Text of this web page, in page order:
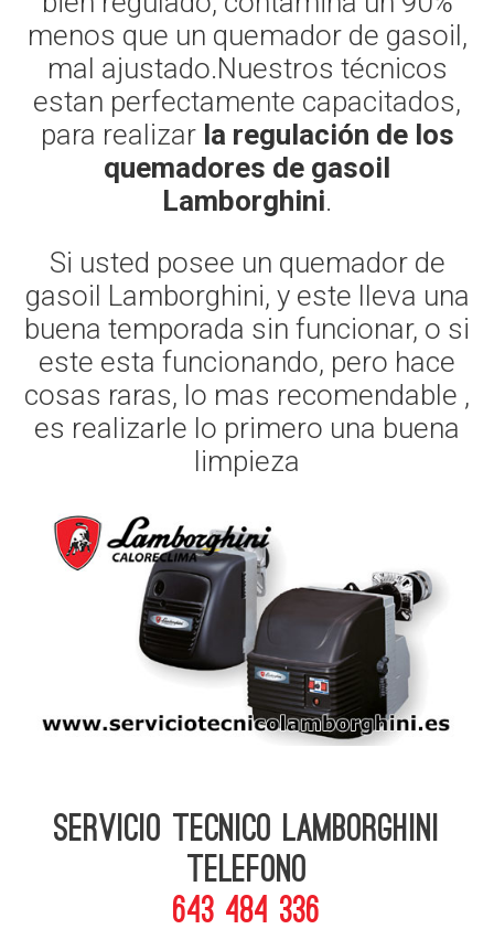
menos que un quemador de gasoil,
mal ajustado.Nuestros técnicos
estan perfectamente capacitados,
para realizar la regulación de los
quemadores de gasoil
Lamborghini.
Si usted posee un quemador de
gasoil Lamborghini, y este lleva una
buena temporada sin funcionar, o si
este esta funcionando, pero hace
cosas raras, lo mas recomendable ,
es realizarle lo primero una buena
limpieza
Servicio Tecnico Lamborghini
telefono
643 484 336